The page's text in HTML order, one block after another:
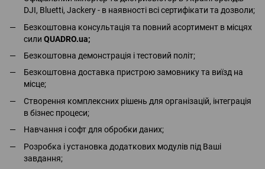
DJI, Bluetti, Jackery - в наявності всі сертифікати та дозволи;
Безкоштовна консультація та повний асортимент в місцях
сили QUADRO.ua;
Безкоштовна демонстрація і тестовий політ;
Безкоштовна доставка пристрою замовнику та виїзд на
місце;
Створення комплексних рішень для організацій, інтеграція
в бізнес процеси;
Навчання і софт для обробки даних;
Розробка і установка додаткових модулів під Ваші
завдання;